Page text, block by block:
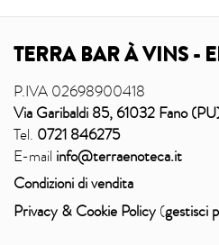
TERRA BAR À VINS -
P.IVA 02698900418
Via Garibaldi 85, 61032 Fano
Tel. 0721 846275
E-mail info@terraenoteca.it
Condizioni di vendita
Privacy & Cookie Policy (gestisci